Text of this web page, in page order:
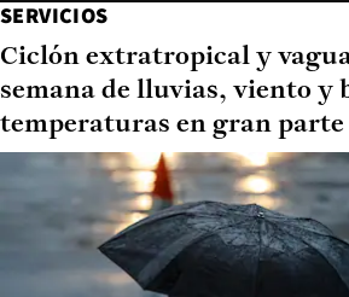
SERVICIOS
Ciclón extratropical y
semana de lluvias, viento y
temperaturas en gran parte